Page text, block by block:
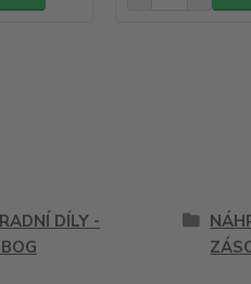
DÍLY -